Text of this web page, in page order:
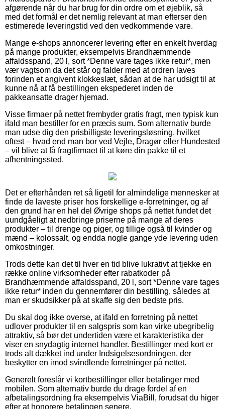
afgørende når du har brug for din ordre om et øjeblik, så
med det formål er det nemlig relevant at man efterser den
estimerede leveringstid ved den vedkommende vare.
Mange e-shops annoncerer levering efter en enkelt hverdag
på mange produkter, eksempelvis Brandhæmmende
affaldsspand, 20 l, sort *Denne vare tages ikke retur*, men
vær vagtsom da det står og falder med at ordren laves
forinden et angivent klokkeslæt, sådan at de har udsigt til at
kunne nå at få bestillingen ekspederet inden de
pakkeansatte drager hjemad.
Visse firmaer på nettet frembyder gratis fragt, men typisk kun
ifald man bestiller for en præcis sum. Som alternativ burde
man udse dig den prisbilligste leveringsløsning, hvilket
oftest – hvad end man bor ved Vejle, Dragør eller Hundested
– vil blive at få fragtfirmaet til at køre din pakke til et
afhentningssted.
Det er efterhånden ret så ligetil for almindelige mennesker at
finde de laveste priser hos forskellige e-forretninger, og af
den grund har en hel del Øvrige shops på nettet fundet det
uundgåeligt at nedbringe priserne på mange af deres
produkter – til drenge og piger, og tillige også til kvinder og
mænd – kolossalt, og endda nogle gange yde levering uden
omkostninger.
Trods dette kan det til hver en tid blive lukrativt at tjekke en
række online virksomheder efter rabatkoder på
Brandhæmmende affaldsspand, 20 l, sort *Denne vare tages
ikke retur* inden du gennemfører din bestilling, således at
man er skudsikker på at skaffe sig den bedste pris.
Du skal dog ikke overse, at ifald en forretning på nettet
udlover produkter til en salgspris som kan virke ubegribelig
attraktiv, så bør det undertiden være et karakteristika der
viser en snydagtig internet handler. Bestillinger med kort er
trods alt dækket ind under Indsigelsesordningen, der
beskytter en imod svindlende forretninger på nettet.
Generelt foreslår vi kortbestillinger eller betalinger med
mobilen. Som alternativ burde du drage fordel af en
afbetalingsordning fra eksempelvis ViaBill, forudsat du higer
efter at honorere betalingen senere.